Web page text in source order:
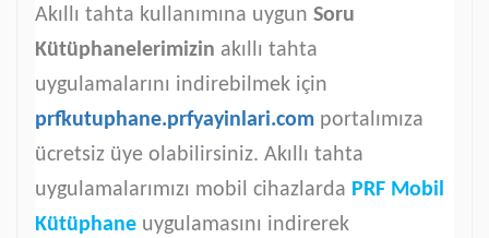
Akıllı tahta kullanımına uygun Soru
Kütüphanelerimizin akıllı tahta
uygulamalarını indirebilmek için
prfkutuphane.prfyayinlari.com portalımıza
ücretsiz üye olabilirsiniz. Akıllı tahta
uygulamalarımızı mobil cihazlarda PRF Mobil
Kütüphane uygulamasını indirerek